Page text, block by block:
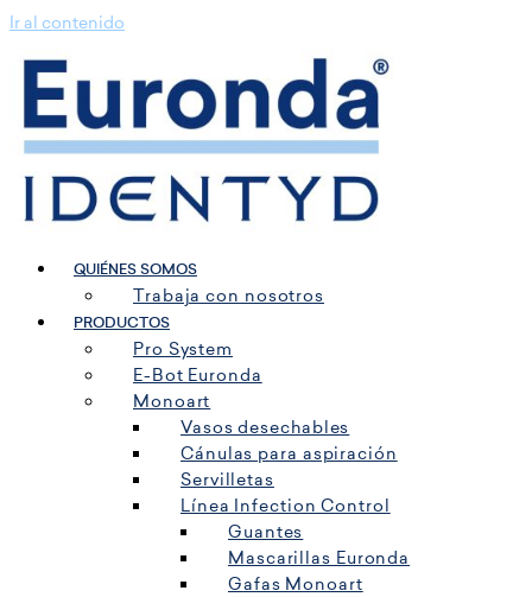
Ir al contenido
QUIÉNES SOMOS
Trabaja con nosotros
PRODUCTOS
Pro System
E-Bot Euronda
Monoart
Vasos desechables
Cánulas para aspiración
Servilletas
Línea Infection Control
Guantes
Mascarillas Euronda
Gafas Monoart